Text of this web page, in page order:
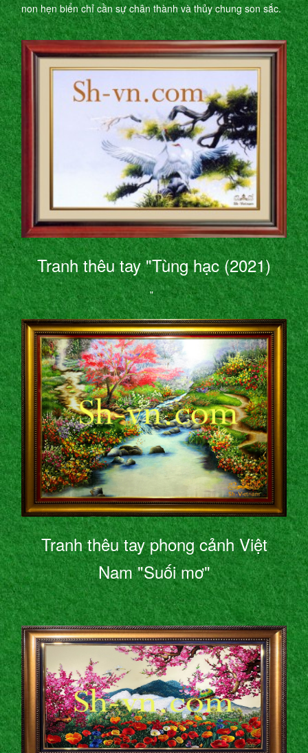
non hẹn biển chỉ cần sự chân thành và thủy chung son sắc.
Tranh thêu tay "Tùng hạc (2021)
"
Tranh thêu tay phong cảnh Việt
Nam "Suối mơ"